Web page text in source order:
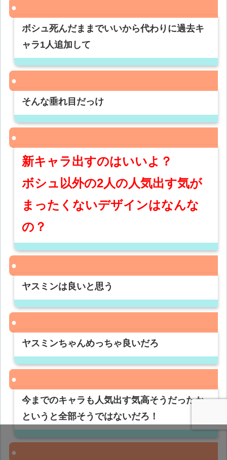
ボシュ死んだままでいいから代わりに過去キ
ャラ1人追加して
そんな垂れ目だっけ
新キャラ出すのはいいよ？
ボシュ以外の2人の人気出す気が
まったくないデザインはなんな
の？
ヤスミンは良いと思う
ヤスミンちゃんめっちゃ良いだろ
今までのキャラも人気出す気高そうだったか
というと全部そうではないだろ！